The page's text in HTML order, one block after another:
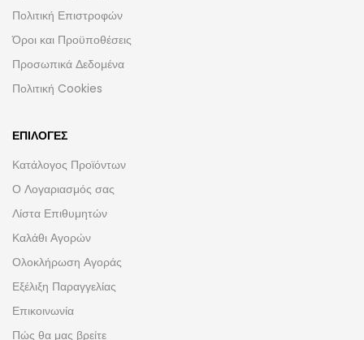
Πολιτική Επιστροφών
Όροι και Προϋποθέσεις
Προσωπικά Δεδομένα
Πολιτική Cookies
ΕΠΙΛΟΓΈΣ
Κατάλογος Προϊόντων
Ο Λογαριασμός σας
Λίστα Επιθυμητών
Καλάθι Αγορών
Ολοκλήρωση Αγοράς
Εξέλιξη Παραγγελίας
Επικοινωνία
Πώς θα μας βρείτε